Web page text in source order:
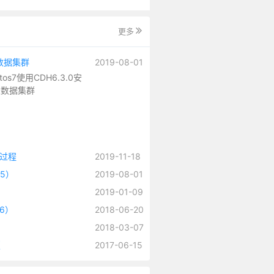
更多
据集群
使用CDH6.3.0安
据集群
2019-08-01
程
2019-11-18
2019-08-01
2019-01-09
2018-06-20
2018-03-07
2017-06-15